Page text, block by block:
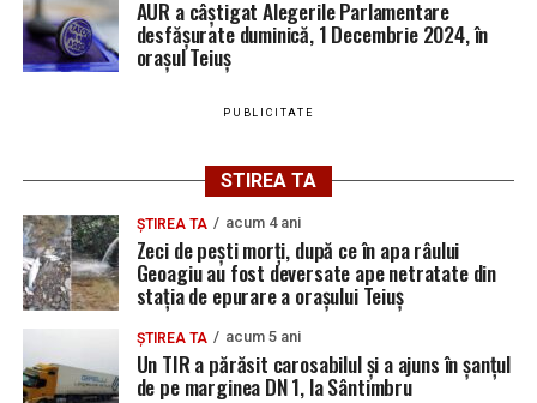
Ultimele știri din Teiuș
Jaf de peste 300.000 de euro, la Teiuș. Familia
păgubită susține că ancheta bate pasul pe loc, la
aproape o lună de la spargere
AUR a câștigat Alegerile Parlamentare
desfășurate duminică, 1 Decembrie 2024, în
orașul Teiuș
PUBLICITATE
STIREA TA
ȘTIREA TA acum 4 ani
Zeci de pești morți, după ce în apa râului
Geoagiu au fost deversate ape netratate din
stația de epurare a orașului Teiuș
ȘTIREA TA acum 5 ani
Un TIR a părăsit carosabilul și a ajuns în șanțul
de pe marginea DN 1, la Sântimbru